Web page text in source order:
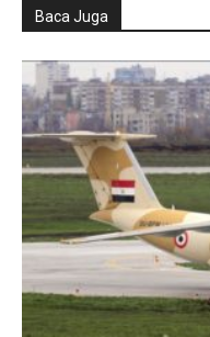
Baca Juga